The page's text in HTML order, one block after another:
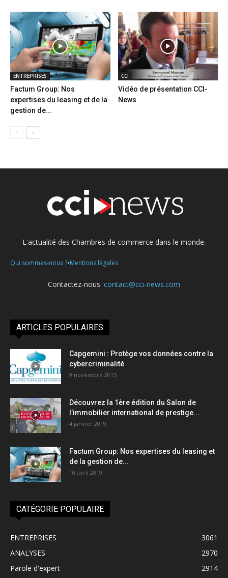
ENTREPRISES
Factum Group: Nos
expertises du leasing et de la
gestion de...
CCI
Vidéo de présentation CCI-
News
L'actualité des Chambres de commerce dans le monde.
Qui sommes-nous ?•Mentions légales
Contactez-nous: contact@cci-news.com
ARTICLES POPULAIRES
Capgemini : Protège vos données contre la
cybercriminalité
9 novembre 2015
Découvrez la 1ère édition du Salon de
l’immobilier international de prestige...
4 janvier 2019
Factum Group: Nos expertises du leasing et
de la gestion de...
10 avril 2019
CATÉGORIE POPULAIRE
ENTREPRISES
3061
ANALYSES
2970
Parole d'expert
2914